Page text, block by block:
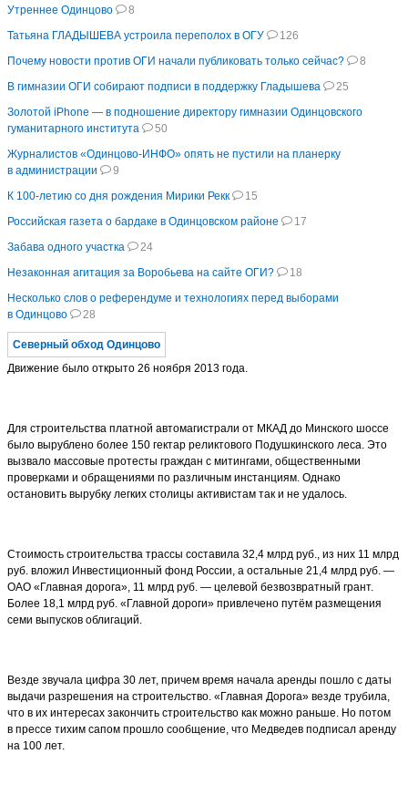
Утреннее Одинцово
8
Татьяна ГЛАДЫШЕВА устроила переполох в ОГУ
126
Почему новости против ОГИ начали публиковать только сейчас?
8
В гимназии ОГИ собирают подписи в поддержку Гладышева
25
Золотой iPhone — в подношение директору гимназии Одинцовского
гуманитарного института
50
Журналистов «Одинцово-ИНФО» опять не пустили на планерку
в администрации
9
К 100-летию со дня рождения Мирики Рекк
15
Российская газета о бардаке в Одинцовском районе
17
Забава одного участка
24
Незаконная агитация за Воробьева на сайте ОГИ?
18
Несколько слов о референдуме и технологиях перед выборами
в Одинцово
28
Северный обход Одинцово
Движение было открыто 26 ноября 2013 года.
Для строительства платной автомагистрали от МКАД до Минского шоссе
было вырублено более 150 гектар реликтового Подушкинского леса. Это
вызвало массовые протесты граждан с митингами, общественными
проверками и обращениями по различным инстанциям. Однако
остановить вырубку легких столицы активистам так и не удалось.
Стоимость строительства трассы составила 32,4 млрд руб., из них 11 млрд
руб. вложил Инвестиционный фонд России, а остальные 21,4 млрд руб. —
ОАО «Главная дорога», 11 млрд руб. — целевой безвозвратный грант.
Более 18,1 млрд руб. «Главной дороги» привлечено путём размещения
семи выпусков облигаций.
Везде звучала цифра 30 лет, причем время начала аренды пошло с даты
выдачи разрешения на строительство. «Главная Дорога» везде трубила,
что в их интересах закончить строительство как можно раньше. Но потом
в прессе тихим сапом прошло сообщение, что Медведев подписал аренду
на 100 лет.